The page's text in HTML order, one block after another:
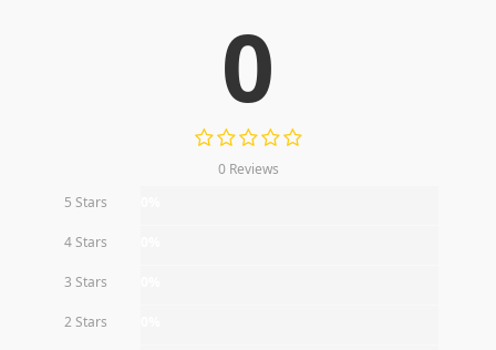
0
0 Reviews
5 Stars
4 Stars
3 Stars
2 Stars